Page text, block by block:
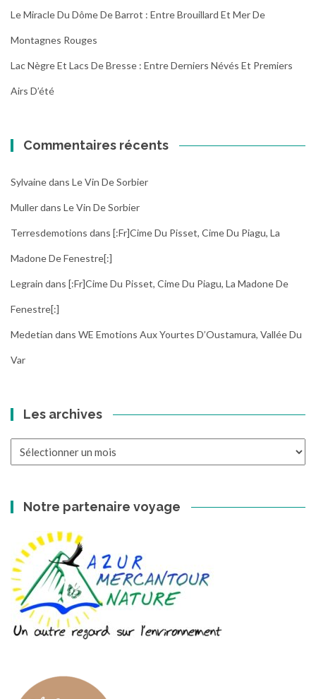
Le Miracle Du Dôme De Barrot : Entre Brouillard Et Mer De
Montagnes Rouges
Lac Nègre Et Lacs De Bresse : Entre Derniers Névés Et Premiers
Airs D’été
Commentaires récents
Sylvainedans Le Vin De Sorbier
Mullerdans Le Vin De Sorbier
Terresdemotions dans [:fr]Cime Du Pisset, Cime Du Piagu, La
Madone De Fenestre[:]
Legrain dans [:fr]Cime Du Pisset, Cime Du Piagu, La Madone De
Fenestre[:]
Medetian dans WE Emotions Aux Yourtes D’Oustamura, Vallée Du
Var
Les archives
Notre partenaire voyage